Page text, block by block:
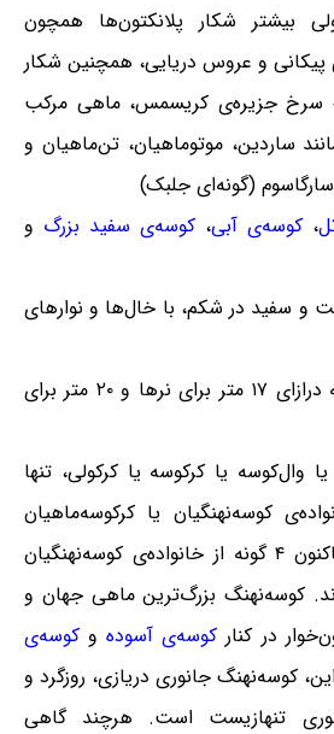
بیشتر شکار پلانکتون‌ها همچون
پیکانی و عروس دریایی، همچنین شکار
سرخ جزیره‌ی کریسمس، ماهی مرکب
ساردین، موتوماهیان، تن‌ماهیان و
(گونه‌ای جلبک)
، کوسه‌ی آبی، کوسه‌ی سفید بزرگ و
و سفید در شکم، با خال‌ها و نوارهای
وزن ۳۴ تن، بدن به درازای ۱۷ متر برای نرها و ۲۰ متر برای
وال‌کوسه یا کرکوسه یا کرکولی، تنها
کوسه‌نهنگیان یا کرکوسه‌ماهیان
Rhincodontidae است. تاکنون ۴ گونه از خانواده‌ی کوسه‌نهنگیان
کوسه‌نهنگ بزرگ‌ترین ماهی جهان و
در کنار کوسه‌ی آسودهو کوسه‌ی
کوسه‌نهنگ جانوری دریازی، روزگرد و
تنهازیست است. هرچند گاهی